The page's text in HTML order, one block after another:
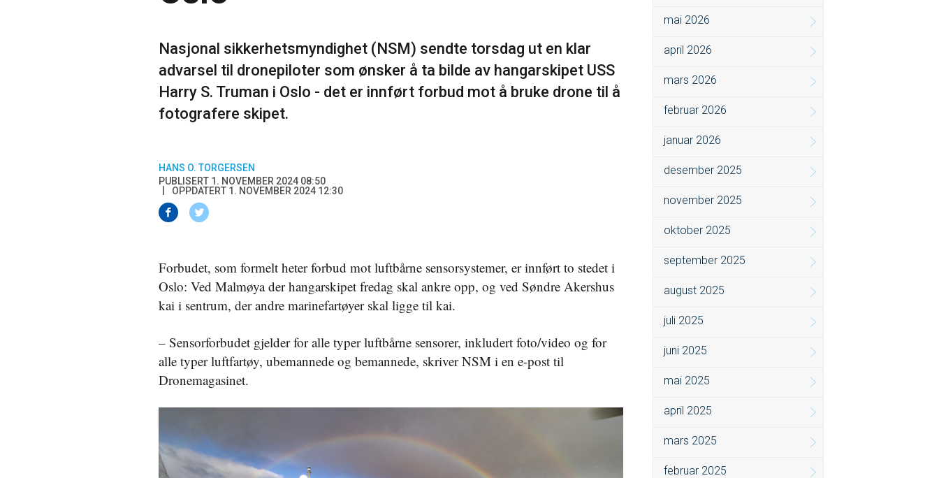
Nasjonal sikkerhetsmyndighet (NSM) sendte torsdag ut en klar
advarsel til dronepiloter som ønsker å ta bilde av hangarskipet USS
Harry S. Truman i Oslo - det er innført forbud mot å bruke drone til å
fotografere skipet.
HANS O. TORGERSEN
PUBLISERT 1. NOVEMBER 2024 08:50
OPPDATERT 1. NOVEMBER 2024 12:30
Forbudet, som formelt heter forbud mot luftbårne sensorsystemer, er innført to stedet i
Oslo: Ved Malmøya der hangarskipet fredag skal ankre opp, og ved Søndre Akershus
kai i sentrum, der andre marinefartøyer skal ligge til kai.
– Sensorforbudet gjelder for alle typer luftbårne sensorer, inkludert foto/video og for
alle typer luftfartøy, ubemannede og bemannede, skriver NSM i en e-post til
Dronemagasinet.
mai 2026
april 2026
mars 2026
februar 2026
januar 2026
desember 2025
november 2025
oktober 2025
september 2025
august 2025
juli 2025
juni 2025
mai 2025
april 2025
mars 2025
februar 2025